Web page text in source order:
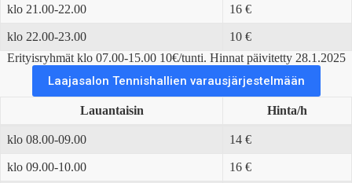
klo 21.00-22.00 16 €
klo 22.00-23.00
10 €
Erityisryhmät klo 07.00-15.00 10€/tunti. Hinnat päivitetty 28.1.2025
Laajasalon Tennishallien varausjärjestelmään
Lauantaisin Hinta/h
klo 08.00-09.00 14 €
klo 09.00-10.00 16 €